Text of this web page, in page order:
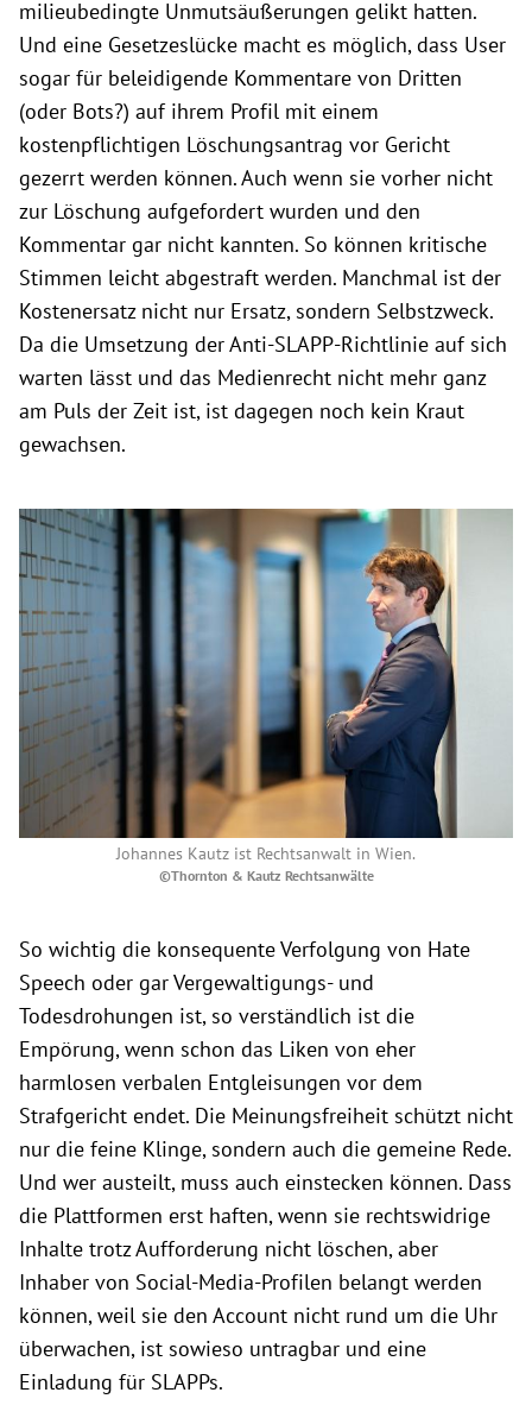
milieubedingte Unmutsäußerungen gelikt hatten.
Und eine Gesetzeslücke macht es möglich, dass User
sogar für beleidigende Kommentare von Dritten
(oder Bots?) auf ihrem Profil mit einem
kostenpflichtigen Löschungsantrag vor Gericht
gezerrt werden können. Auch wenn sie vorher nicht
zur Löschung aufgefordert wurden und den
Kommentar gar nicht kannten. So können kritische
Stimmen leicht abgestraft werden. Manchmal ist der
Kostenersatz nicht nur Ersatz, sondern Selbstzweck.
Da die Umsetzung der Anti-SLAPP-Richtlinie auf sich
warten lässt und das Medienrecht nicht mehr ganz
am Puls der Zeit ist, ist dagegen noch kein Kraut
gewachsen.
Johannes Kautz ist Rechtsanwalt in Wien.
©Thornton & Kautz Rechtsanwälte
So wichtig die konsequente Verfolgung von Hate
Speech oder gar Vergewaltigungs- und
Todesdrohungen ist, so verständlich ist die
Empörung, wenn schon das Liken von eher
harmlosen verbalen Entgleisungen vor dem
Strafgericht endet. Die Meinungsfreiheit schützt nicht
nur die feine Klinge, sondern auch die gemeine Rede.
Und wer austeilt, muss auch einstecken können. Dass
die Plattformen erst haften, wenn sie rechtswidrige
Inhalte trotz Aufforderung nicht löschen, aber
Inhaber von Social-Media-Profilen belangt werden
können, weil sie den Account nicht rund um die Uhr
überwachen, ist sowieso untragbar und eine
Einladung für SLAPPs.